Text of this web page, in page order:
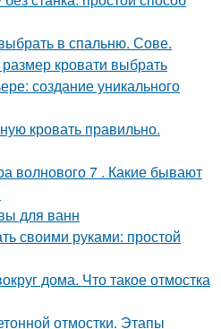
в спальню. Сове.
кровати выбрать
создание уникального
кровать правильно.
волнового 7 . Какие бывают
для ванн
своими руками: простой
дома. Что такое отмостка
отмостки. Этапы